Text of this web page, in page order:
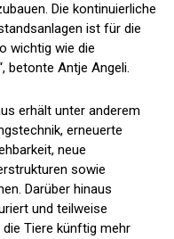
Die kontinuierliche
ist für die
wichtig wie die
betonte Antje Angeli.
erhält unter anderem
erneuerte
neue
sowie
Darüber hinaus
und teilweise
Tiere künftig mehr